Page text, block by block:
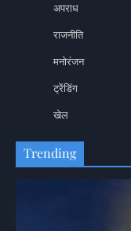
अपराध
राजनीति
मनोरंजन
ट्रेंडिंग
खेल
Trending